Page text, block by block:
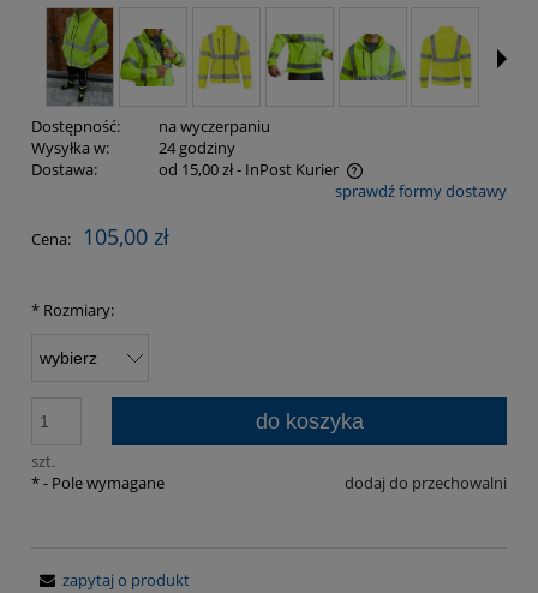
Dostępność:
na wyczerpaniu
Wysyłka w:
24 godziny
Dostawa:
od 15,00 zł- InPost Kurier
Cena nie zawiera ewentualnych kosztów płatnościsprawdź formy dostawy
Cena: 105,00 zł
* Rozmiary:
szt.
do koszyka
dodaj do przechowalni
*- Pole wymagane
zapytaj o produkt